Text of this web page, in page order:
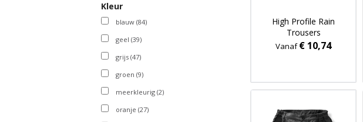
Kleur
blauw (84)
geel (39)
grijs (47)
groen (9)
meerkleurig (2)
oranje (27)
High Profile Rain
Trousers
Vanaf€ 10,74